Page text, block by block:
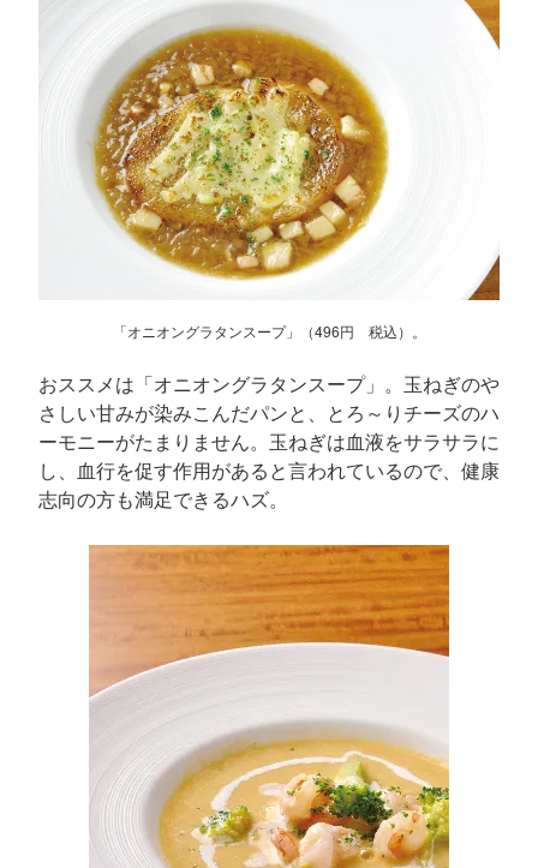
「オニオングラタンスープ」（496円 税込）。
おススメは「オニオングラタンスープ」。玉ねぎのや
さしい甘みが染みこんだパンと、とろ～りチーズのハ
ーモニーがたまりません。玉ねぎは血液をサラサラに
し、血行を促す作用があると言われているので、健康
志向の方も満足できるハズ。